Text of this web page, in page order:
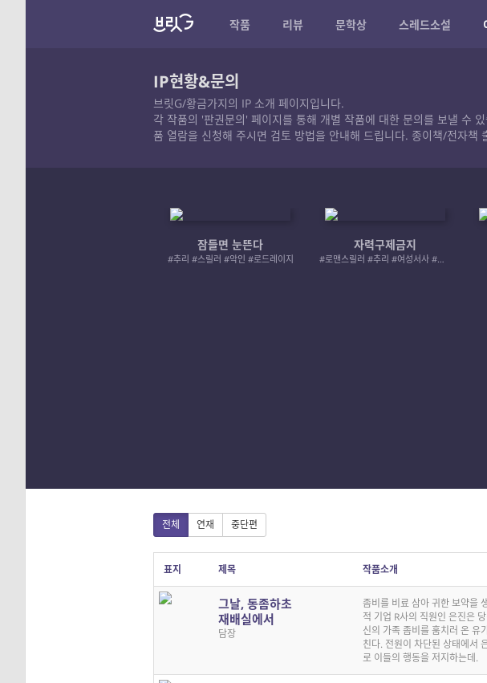
작품 리뷰 문학상 스레드소설
IP현황&문의
브릿G/황금가지의 IP 소개 페이지입니다.
각 작품의 '판권문의' 페이지를 통해 개별 작품에 대한 문의를 보낼 수
품 열람을 신청해 주시면 검토 방법을 안내해 드립니다. 종이책/전자책
잠들면 눈뜬다
#추리 #스릴러 #악인 #로드레이지
자력구제금지
#로맨스릴러 #추리 #여성서사 #사적제재
전체 연재 중단편
표지 제목 작품소개
그날, 동좀하초
재배실에서
담장
좀비를 비료 삼아 귀한 보약을
적 기업 R사의 직원인 은진은
신의 가족 좀비를 훔치러 온 유
친다. 전원이 차단된 상태에서
로 이들의 행동을 저지하는데.